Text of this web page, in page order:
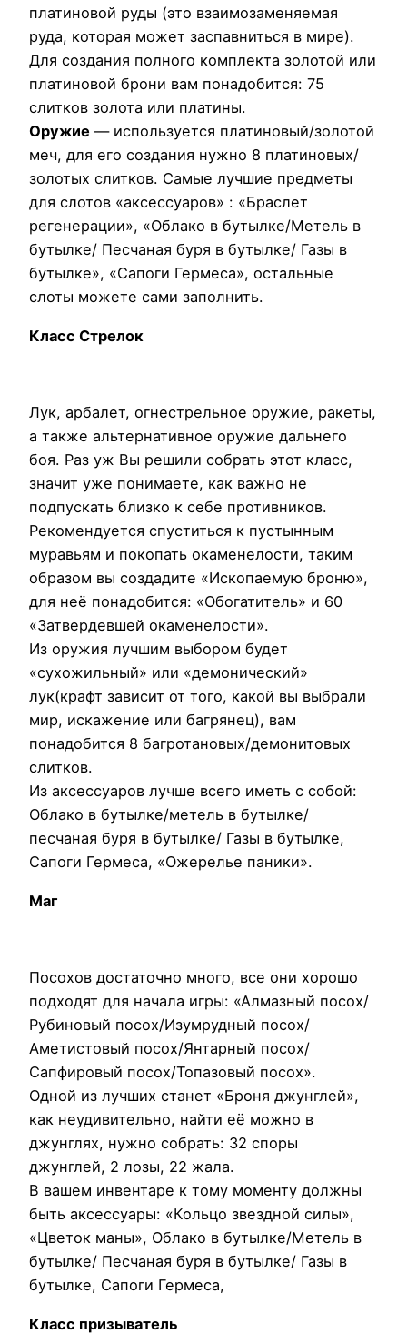
платиновой руды (это взаимозаменяемая
руда, которая может заспавниться в мире).
Для создания полного комплекта золотой или
платиновой брони вам понадобится: 75
слитков золота или платины.
Оружие — используется платиновый/золотой
меч, для его создания нужно 8 платиновых/
золотых слитков. Самые лучшие предметы
для слотов «аксессуаров» : «Браслет
регенерации», «Облако в бутылке/Метель в
бутылке/ Песчаная буря в бутылке/ Газы в
бутылке», «Сапоги Гермеса», остальные
слоты можете сами заполнить.
Класс Стрелок
Лук, арбалет, огнестрельное оружие, ракеты,
а также альтернативное оружие дальнего
боя. Раз уж Вы решили собрать этот класс,
значит уже понимаете, как важно не
подпускать близко к себе противников.
Рекомендуется спуститься к пустынным
муравьям и покопать окаменелости, таким
образом вы создадите «Ископаемую броню»,
для неё понадобится: «Обогатитель» и 60
«Затвердевшей окаменелости».
Из оружия лучшим выбором будет
«сухожильный» или «демонический»
лук(крафт зависит от того, какой вы выбрали
мир, искажение или багрянец), вам
понадобится 8 багротановых/демонитовых
слитков.
Из аксессуаров лучше всего иметь с собой:
Облако в бутылке/метель в бутылке/
песчаная буря в бутылке/ Газы в бутылке,
Сапоги Гермеса, «Ожерелье паники».
Маг
Посохов достаточно много, все они хорошо
подходят для начала игры: «Алмазный посох/
Рубиновый посох/Изумрудный посох/
Аметистовый посох/Янтарный посох/
Сапфировый посох/Топазовый посох».
Одной из лучших станет «Броня джунглей»,
как неудивительно, найти её можно в
джунглях, нужно собрать: 32 споры
джунглей, 2 лозы, 22 жала.
В вашем инвентаре к тому моменту должны
быть аксессуары: «Кольцо звездной силы»,
«Цветок маны», Облако в бутылке/Метель в
бутылке/ Песчаная буря в бутылке/ Газы в
бутылке, Сапоги Гермеса,
Класс призыватель